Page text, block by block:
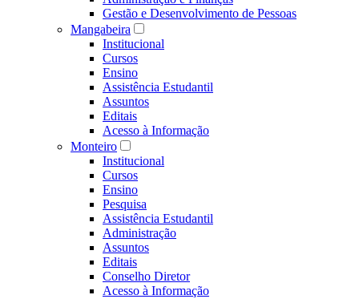
Gestão e Desenvolvimento de Pessoas
Mangabeira
Institucional
Cursos
Ensino
Assistência Estudantil
Assuntos
Editais
Acesso à Informação
Monteiro
Institucional
Cursos
Ensino
Pesquisa
Assistência Estudantil
Administração
Assuntos
Editais
Conselho Diretor
Acesso à Informação